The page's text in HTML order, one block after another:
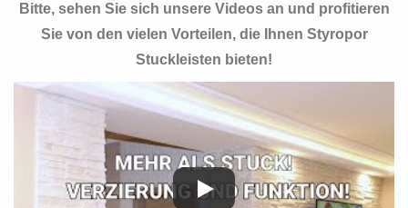
Bitte, sehen Sie sich unsere Videos an und profitieren
Sie von den vielen Vorteilen, die Ihnen Styropor
Stuckleisten bieten!